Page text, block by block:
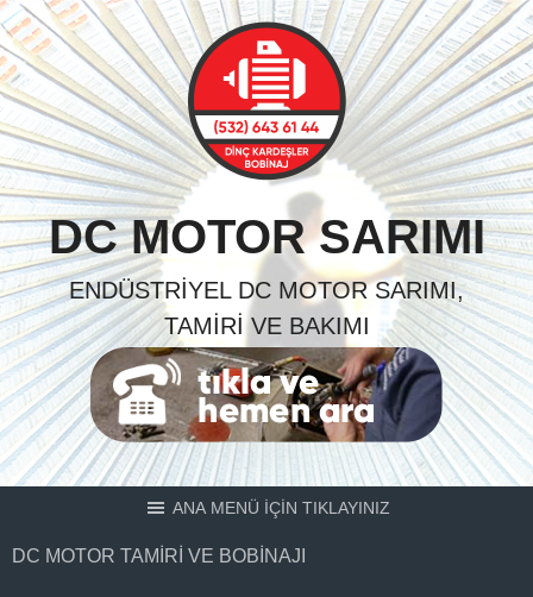
Skip
to
content
DC MOTOR SARIMI
ENDÜSTRIYEL DC MOTOR SARIMI,
TAMIRI VE BAKIMI
ANA MENÜ İÇİN TIKLAYINIZ
DC MOTOR TAMIRI VE BOBINAJI